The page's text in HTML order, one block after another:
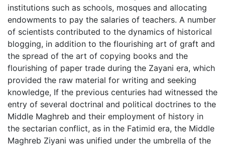
institutions such as schools, mosques and allocating
endowments to pay the salaries of teachers. A number
of scientists contributed to the dynamics of historical
blogging, in addition to the flourishing art of graft and
the spread of the art of copying books and the
flourishing of paper trade during the Zayani era, which
provided the raw material for writing and seeking
knowledge, If the previous centuries had witnessed the
entry of several doctrinal and political doctrines to the
Middle Maghreb and their employment of history in
the sectarian conflict, as in the Fatimid era, the Middle
Maghreb Ziyani was unified under the umbrella of the